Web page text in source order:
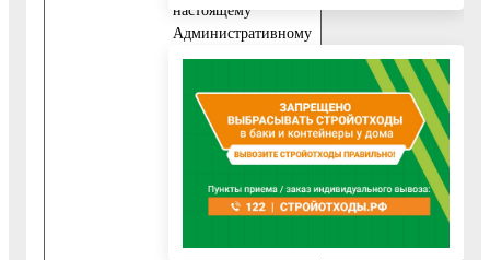
настоящему
Административному
регламенту).
10.1.2. Документ,
удостоверяющий
личность Заявителя.
обращении за
Государственной